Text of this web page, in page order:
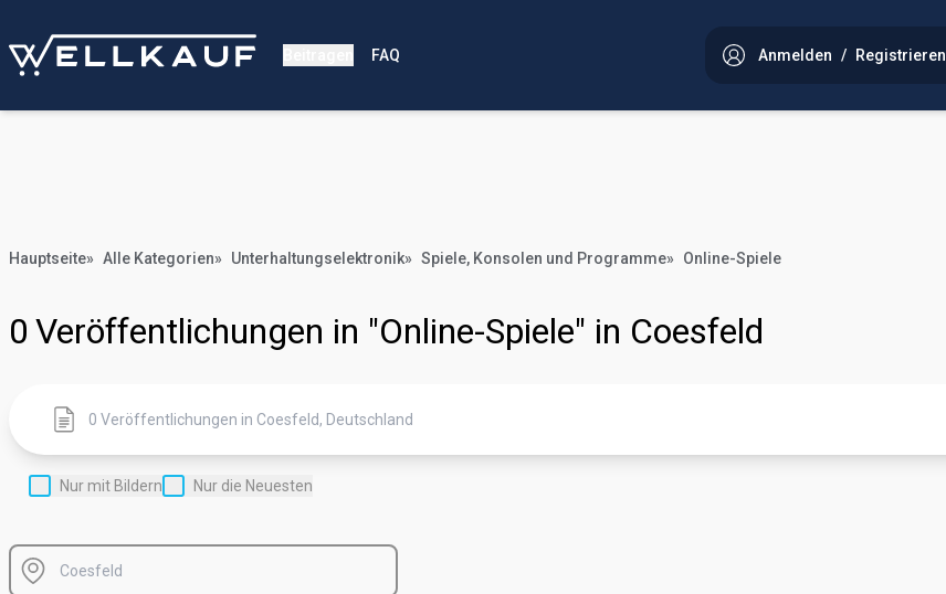
FAQ Anmelden / Registrieren
Hauptseite» Alle Kategorien» Unterhaltungselektronik» Spiele, Konsolen und Programme» Online-Spiele
0 Veröffentlichungen in "Online-Spiele" in Coesfeld
Nur mit Bildern Nur die Neuesten